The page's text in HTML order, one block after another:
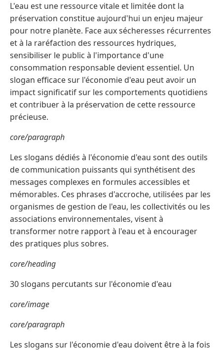
L'eau est une ressource vitale et limitée dont la
préservation constitue aujourd'hui un enjeu majeur
pour notre planète. Face aux sécheresses récurrentes
et à la raréfaction des ressources hydriques,
sensibiliser le public à l'importance d'une
consommation responsable devient essentiel. Un
slogan efficace sur l'économie d'eau peut avoir un
impact significatif sur les comportements quotidiens
et contribuer à la préservation de cette ressource
précieuse.
core/paragraph
Les slogans dédiés à l'économie d'eau sont des outils
de communication puissants qui synthétisent des
messages complexes en formules accessibles et
mémorables. Ces phrases d'accroche, utilisées par les
organismes de gestion de l'eau, les collectivités ou les
associations environnementales, visent à
transformer notre rapport à l'eau et à encourager
des pratiques plus sobres.
core/heading
30 slogans percutants sur l'économie d'eau
core/image
core/paragraph
Les slogans sur l'économie d'eau doivent être à la fois